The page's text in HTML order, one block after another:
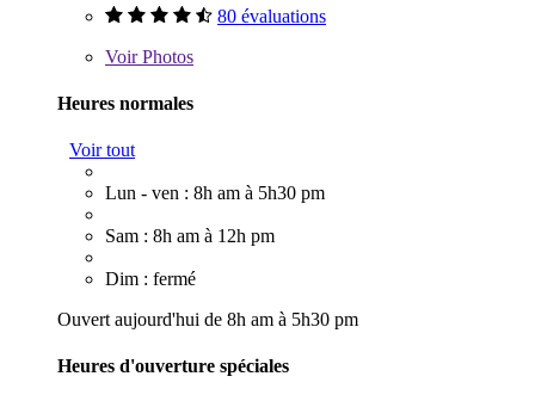
80 évaluations
VoirPhotos
Heures normales
Voir tout
Lun - ven : 8h am à 5h30 pm
Sam : 8h am à 12h pm
Dim : fermé
Ouvert aujourd'hui de 8h am à 5h30 pm
Heures d'ouverture spéciales